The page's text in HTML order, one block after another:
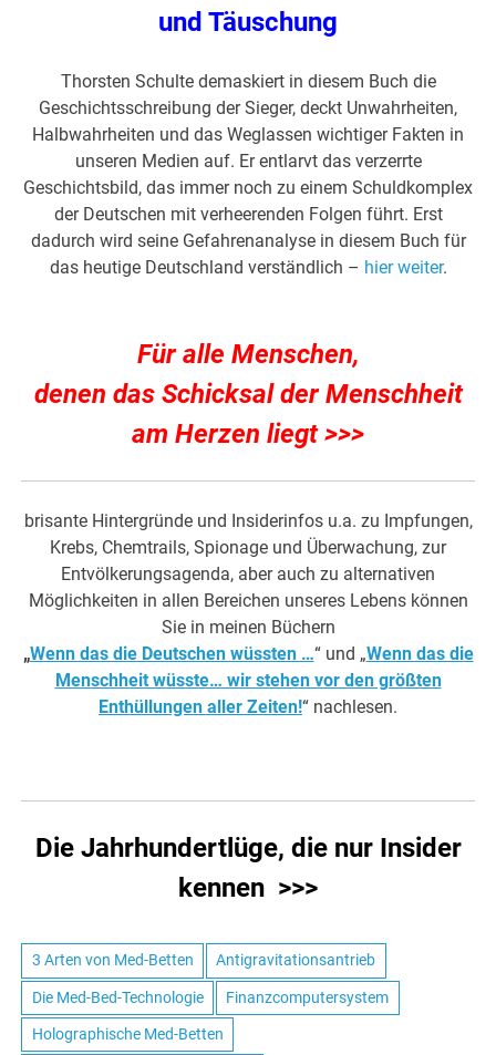
und Täuschung
Thorsten Schulte demaskiert in diesem Buch die
Geschichtsschreibung der Sieger, deckt Unwahrheiten,
Halbwahrheiten und das Weglassen wichtiger Fakten in
unseren Medien auf. Er entlarvt das verzerrte
Geschichtsbild, das immer noch zu einem Schuldkomplex
der Deutschen mit verheerenden Folgen führt. Erst
dadurch wird seine Gefahrenanalyse in diesem Buch für
das heutige Deutschland verständlich – hier weiter.
Für alle Menschen,
denen das Schicksal der Menschheit
am Herzen liegt >>>
brisante Hintergründe und Insiderinfos u.a. zu Impfungen,
Krebs, Chemtrails, Spionage und Überwachung, zur
Entvölkerungsagenda, aber auch zu alternativen
Möglichkeiten in allen Bereichen unseres Lebens können
Sie in meinen Büchern
„Wenn das die Deutschen wüssten …“ und „Wenn das die
Menschheit wüsste… wir stehen vor den größten
Enthüllungen aller Zeiten!“ nachlesen.
Die Jahrhundertlüge, die nur Insider
kennen >>>
3 Arten von Med-Betten Antigravitationsantrieb
Die Med-Bed-Technologie Finanzcomputersystem
Holographische Med-Betten